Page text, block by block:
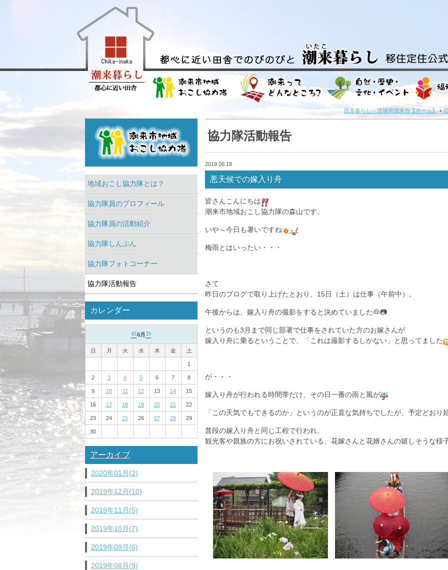
田舎暮らし 茨城県潮来市【ホーム】
協力隊活動報告
2019.06.18
悪天候での嫁入り舟
皆さんこんにちは
潮来市地域おこし協力隊の森山です。
いや～今日も暑いですね
梅雨とはいったい・・・
さて
昨日のブログで取り上げたとおり、15日（土）は仕事（午前中）。
午後からは、嫁入り舟の撮影をすると決めていました👰📷
というのも3月まで同じ部署で仕事をされていた方のお嫁さんが
嫁入り舟に乗るということで、「これは撮影するしかない」と思ってました
が・・・
嫁入り舟が行われる時間帯だけ、その日一番の雨と風が
「この天気でもできるのか」というのが正直な気持ちでしたが、予定どおり
普段の嫁入り舟と同じ工程で行われ、
観光客や親族の方にお祝いされている、花嫁さんと花婿さんの嬉しそうな様
地域おこし協力隊とは？
協力隊員のプロフィール
協力隊員の活動紹介
協力隊しんぶん
協力隊フォトコーナー
協力隊活動報告
カレンダー
«6月 »
日 月 火 水 木 金 土
1
2 3 4 5 6 7 8
9 10 11 12 13 14 15
16 17 18 19 20 21 22
23 24 25 26 27 28 29
30
アーカイブ
2020年01月(2)
2019年12月(10)
2019年11月(5)
2019年10月(7)
2019年09月(6)
2019年08月(9)